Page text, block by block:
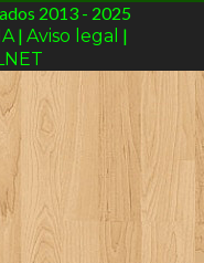
2013 - 2025
| Aviso legal |